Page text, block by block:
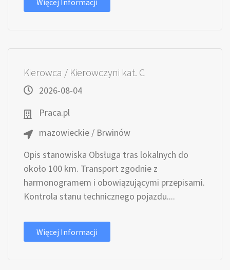
Więcej Informacji
Kierowca / Kierowczyni kat. C
2026-08-04
Praca.pl
mazowieckie / Brwinów
Opis stanowiska Obsługa tras lokalnych do
około 100 km. Transport zgodnie z
harmonogramem i obowiązującymi przepisami.
Kontrola stanu technicznego pojazdu....
Więcej Informacji